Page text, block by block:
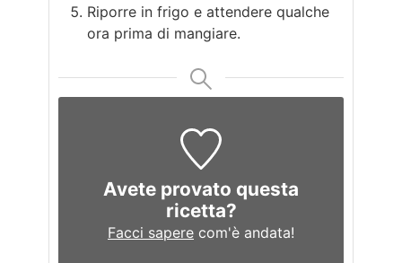
Riporre in frigo e attendere qualche
ora prima di mangiare.
Avete provato questa
ricetta?
Facci sapere com'è andata!